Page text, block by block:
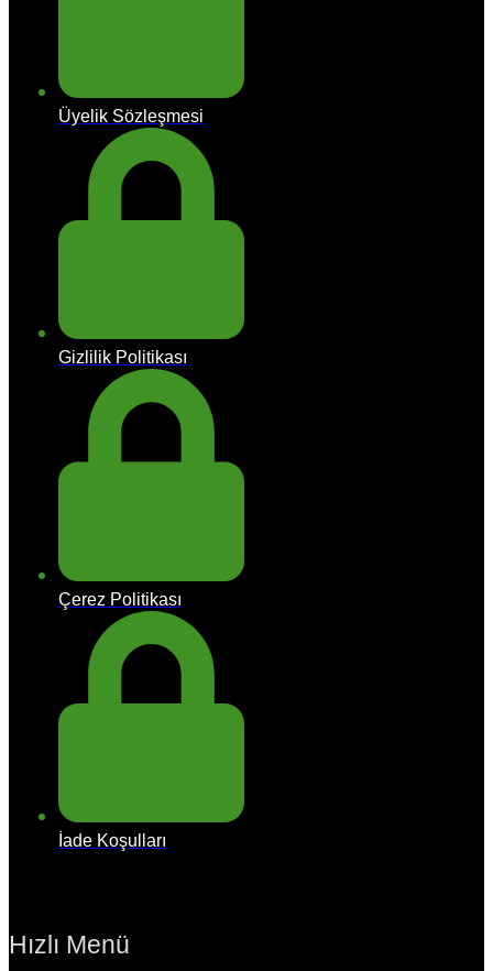
Üyelik Sözleşmesi
Gizlilik Politikası
Çerez Politikası
İade Koşulları
Hızlı Menü